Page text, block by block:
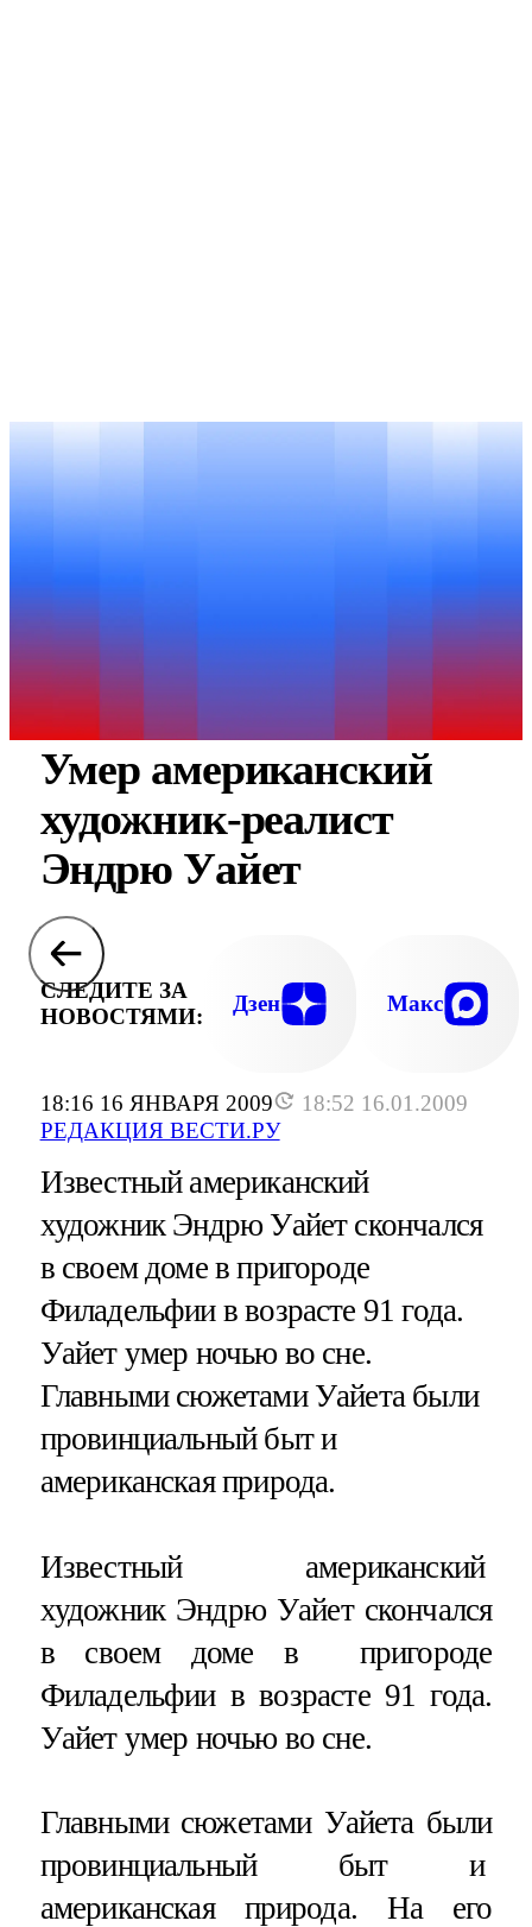
18:16 16 ЯНВАРЯ 2009
18:52 16.01.2009
РЕДАКЦИЯ ВЕСТИ.РУ
Умер американский
художник-реалист
Эндрю Уайет
СЛЕДИТЕ ЗА
НОВОСТЯМИ:
Дзен Макс
Известный американский
художник Эндрю Уайет скончался
в своем доме в пригороде
Филадельфии в возрасте 91 года.
Уайет умер ночью во сне.
Главными сюжетами Уайета были
провинциальный быт и
американская природа.
Известный американский
художник Эндрю Уайет скончался
в своем доме в пригороде
Филадельфии в возрасте 91 года.
Уайет умер ночью во сне.
Главными сюжетами Уайета были
провинциальный быт и
американская природа. На его